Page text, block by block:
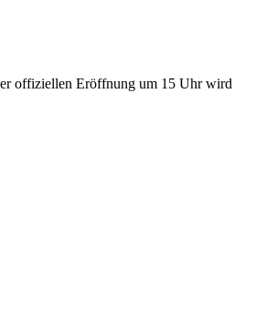
offiziellen Eröffnung um 15 Uhr wird